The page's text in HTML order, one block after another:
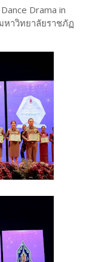
Drama in
หาวิทยาลัยราชภัฏ